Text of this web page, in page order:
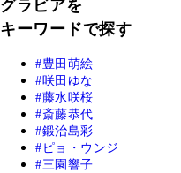
グラビアを
キーワードで探す
豊田萌絵
咲田ゆな
藤水咲桜
斎藤恭代
鍛治島彩
ピョ・ウンジ
三園響子